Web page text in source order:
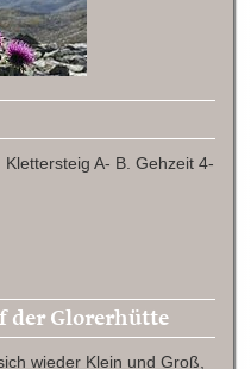
A- B. Gehzeit 4-
der Glorerhütte
wieder Klein und Groß,